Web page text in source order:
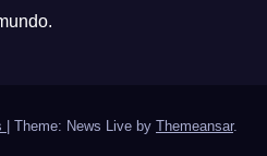
Theme: News Live by Themeansar.